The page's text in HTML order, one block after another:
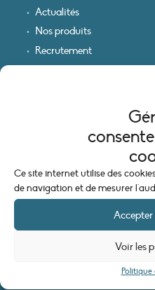
Ce site internet utilise des
de navigation et de mesurer
Accepter
Voir les
Actualités
Nos produits
Recrutement
INFORMATIONS LÉGALES
Mentions légales
Politique de cookies (UE)